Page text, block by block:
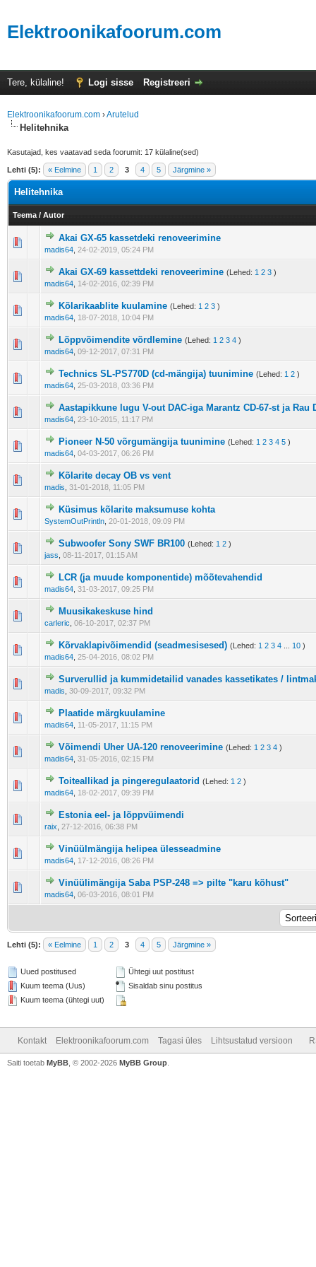
Elektroonikafoorum.com
Tere, külaline! Logi sisse Registreeri
Elektroonikafoorum.com ›Arutelud
Helitehnika
Kasutajad, kes vaatavad seda foorumit: 17 külaline(sed)
Lehti (5): « Eelmine 1 2 3 4 5 Järgmine »
Helitehnika
Teema / Autor
Akai GX-65 kassetdeki renoveerimine
madis64 24-02-2019, 05:24 PM
Akai GX-69 kassettdeki renoveerimine (Lehed: 1 2 3 )
madis64 14-02-2016, 02:39 PM
Kõlarikaablite kuulamine (Lehed: 1 2 3 )
madis64 18-07-2018, 10:04 PM
Lõppvõimendite võrdlemine (Lehed: 1 2 3 4 )
madis64 09-12-2017, 07:31 PM
Technics SL-PS770D (cd-mängija) tuunimine (Lehed: 1 2 )
madis64 25-03-2018, 03:36 PM
Aastapikkune lugu V-out DAC-iga Marantz CD-67-st ja Rau
madis64 23-10-2015, 11:17 PM
Pioneer N-50 võrgumängija tuunimine (Lehed: 1 2 3 4 5 )
madis64 04-03-2017, 06:26 PM
Kõlarite decay OB vs vent
madis 31-01-2018, 11:05 PM
Küsimus kõlarite maksumuse kohta
SystemOutPrintln 20-01-2018, 09:09 PM
Subwoofer Sony SWF BR100 (Lehed: 1 2 )
jass 08-11-2017, 01:15 AM
LCR (ja muude komponentide) mõõtevahendid
madis64 31-03-2017, 09:25 PM
Muusikakeskuse hind
carleric 06-10-2017, 02:37 PM
Kõrvaklapivõimendid (seadmesisesed) (Lehed: 1 2 3 4 10 )
madis64 25-04-2016, 08:02 PM
Surverullid ja kummidetailid vanades kassetikates /
madis 30-09-2017, 09:32 PM
Plaatide märgkuulamine
madis64 11-05-2017, 11:15 PM
Võimendi Uher UA-120 renoveerimine (Lehed: 1 2 3 4 )
madis64 31-05-2016, 02:15 PM
Toiteallikad ja pingeregulaatorid (Lehed: 1 2 )
madis64 18-02-2017, 09:39 PM
Estonia eel- ja lõppvüimendi
raix 27-12-2016, 06:38 PM
Vinüülmängija helipea ülesseadmine
madis64 17-12-2016, 08:26 PM
Vinüülimängija Saba PSP-248 => pilte "karu kõhust"
madis64 06-03-2016, 08:01 PM
Lehti (5): « Eelmine 1 2 3 4 5 Järgmine »
Uued postitused
Kuum teema (Uus)
Kuum teema (ühtegi uut)
Ühtegi uut postitust
Sisaldab sinu postitus
Kontakt Elektroonikafoorum.com Tagasi üles Lihtsustatud versioon
Saiti toetab MyBB , © 2002-2026 MyBB Group